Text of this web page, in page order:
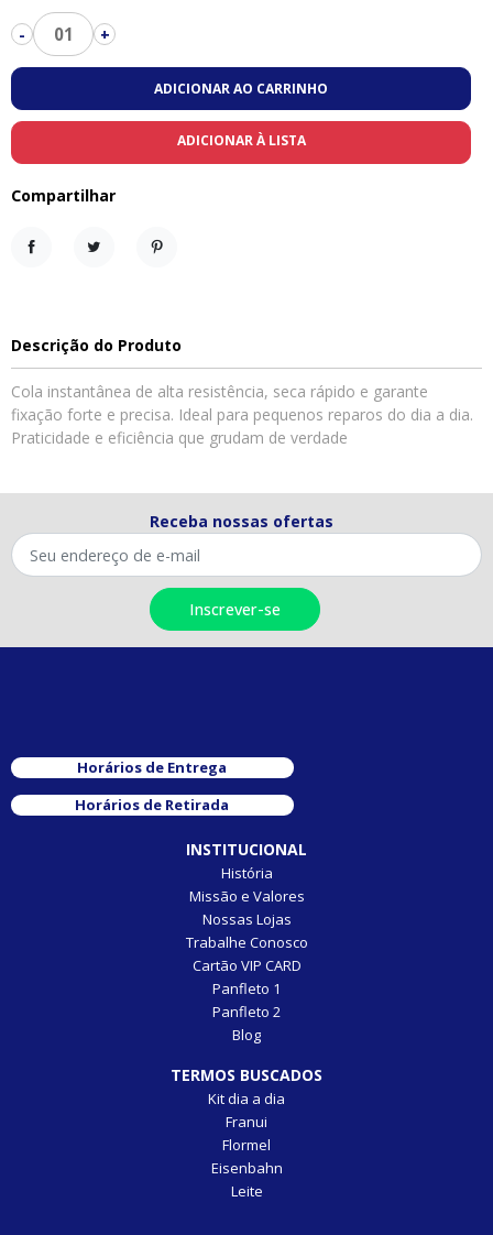
- 01 +
ADICIONAR AO CARRINHO
ADICIONAR À LISTA
Compartilhar
Descrição do Produto
Cola instantânea de alta resistência, seca rápido e garante
fixação forte e precisa. Ideal para pequenos reparos do dia a dia.
Praticidade e eficiência que grudam de verdade
Receba nossas ofertas
Horários de Entrega
Horários de Retirada
INSTITUCIONAL
História
Missão e Valores
Nossas Lojas
Trabalhe Conosco
Cartão VIP CARD
Panfleto 1
Panfleto 2
Blog
TERMOS BUSCADOS
Kit dia a dia
Franui
Flormel
Eisenbahn
Leite